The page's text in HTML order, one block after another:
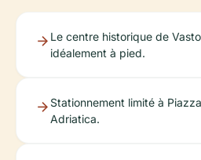
Le centre historique de
idéalement à pied.
Stationnement limité à
Adriatica.